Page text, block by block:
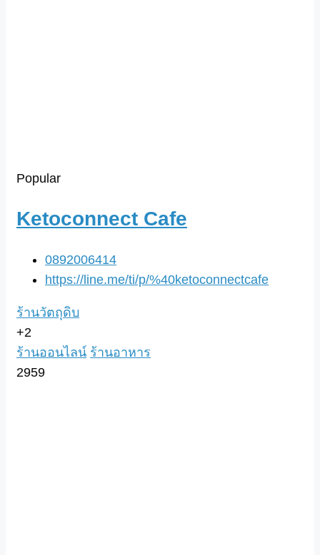
Popular
Ketoconnect Cafe
0892006414
https://line.me/ti/p/%40ketoconnectcafe
ร้านวัตถุดิบ
+2
ร้านออนไลน์ ร้านอาหาร
2959